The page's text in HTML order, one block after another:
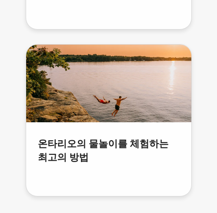
온타리오의 물놀이를 체험하는
최고의 방법